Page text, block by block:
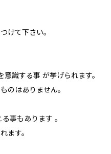
けて下さい。
識する事 が挙げられます。
のはありません。
事もあります 。
ます。